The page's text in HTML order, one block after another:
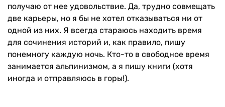
получаю от нее удовольствие. Да, трудно совмещать
две карьеры, но я бы не хотел отказываться ни от
одной из них. Я всегда стараюсь находить время
для сочинения историй и, как правило, пишу
понемногу каждую ночь. Кто-то в свободное время
занимается альпинизмом, а я пишу книги (хотя
иногда и отправляюсь в горы!).